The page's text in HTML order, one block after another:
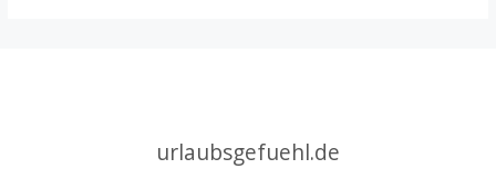
urlaubsgefuehl.de